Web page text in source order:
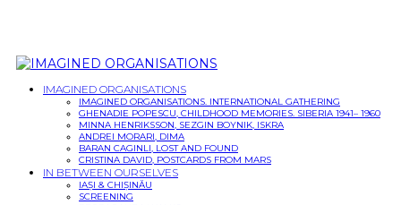
IMAGINED ORGANISATIONS
IMAGINED ORGANISATIONS. INTERNATIONAL GATHERING
GHENADIE POPESCU, CHILDHOOD MEMORIES. SIBERIA 1941– 1960
MINNA HENRIKSSON, SEZGIN BOYNIK, ISKRA
ANDREI MORARI, DIMA
BARAN CAGINLI, LOST AND FOUND
CRISTINA DAVID, POSTCARDS FROM MARS
IN BETWEEN OURSELVES
IAȘI & CHIȘINĂU
SCREENING